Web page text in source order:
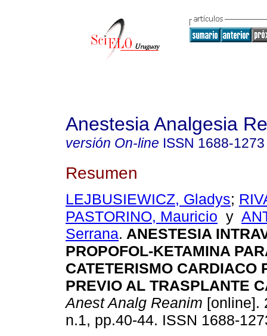
Anestesia Analgesia
versión On-line ISSN 1688-1273
Resumen
LEJBUSIEWICZ, Gladys;
PASTORINO, Mauricio y
Serrana. ANESTESIA
PROPOFOL-KETAMINA
CATETERISMO CARDIACO
PREVIO AL TRASPLANTE
Anest Analg Reanim [online].
n.1, pp.40-44. ISSN 1688-